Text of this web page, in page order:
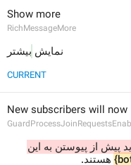
Show more
RichMessageMore
نمایش بیشتر
CURRENT
New subscribers will
هستند.